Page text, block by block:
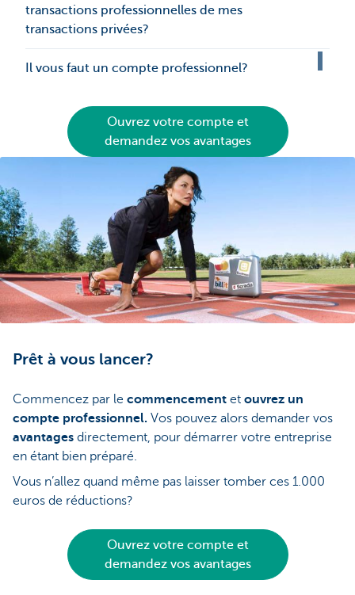
transactions professionnelles de mes
transactions privées?
Il vous faut un compte professionnel?
Ouvrez votre compte et
demandez vos avantages
Prêt à vous lancer?
Commencez par le commencement et ouvrez un
compte professionnel. Vos pouvez alors demander vos
avantages directement, pour démarrer votre entreprise
en étant bien préparé.
Vous n’allez quand même pas laisser tomber ces 1.000
euros de réductions?
Ouvrez votre compte et
demandez vos avantages